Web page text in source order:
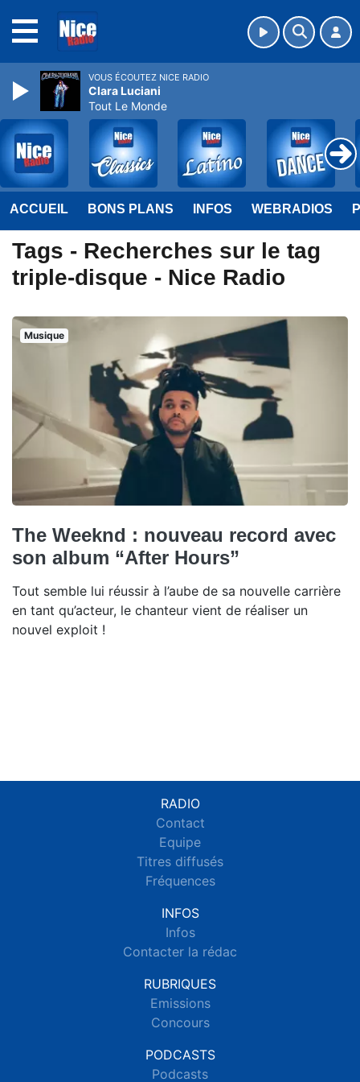
ACCUEIL BONS PLANS INFOS WEBRADIOS
Tags - Recherches sur le tag
triple-disque - Nice Radio
Musique
The Weeknd : nouveau record avec
son album “After Hours”
Tout semble lui réussir à l’aube de sa nouvelle carrière
en tant qu’acteur, le chanteur vient de réaliser un
nouvel exploit !
RADIO
Contact
Equipe
Titres diffusés
Fréquences
INFOS
Infos
Contacter la rédac
RUBRIQUES
Emissions
Concours
PODCASTS
Podcasts
VOUS ÉCOUTEZ NICE RADIO
Clara Luciani
Tout Le Monde